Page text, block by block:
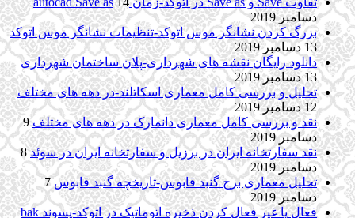
دسامبر 2019
بزرگ کردن نشانگر موس اتوکد-تنظیمات نشانگر موس اتوکد
13 دسامبر 2019
دانلود رایگان نقشه های شهرداری-پلان ساختمان شهرداری
13 دسامبر 2019
تحلیل و بررسی کامل معماری اسکاتلند-در دهه های مختلف
12 دسامبر 2019
نقد و بررسی کامل معماری دانمارک در دهه های مختلف 9
دسامبر 2019
نقد سفارتخانه ایران در برزیل و سفارتخانه ایران در سوئد 8
دسامبر 2019
تحلیل معماری برج گنبد قابوس-تاریخچه گنبد قابوس 7
دسامبر 2019
فعال یا غیر فعال کردن ذخیره اتوماتیک در اتوکد-پسوند bak